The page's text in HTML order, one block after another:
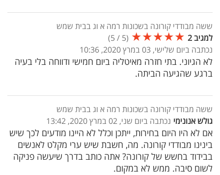
ששה מבודדי קורונה בשכונות רמה א וג בבית שמש
למגיב 2
★
★
★
★
★
(
5
/
5
)
נכתבה ביום שלישי, 03 במרץ 2020, 10:36
לא הגיוני. בתי חזרה מאיטליה ביום חמישי ודווחה בלי בעיה
ברגע שהגיעה הביתה.
ששה מבודדי קורונה בשכונות רמה א וג בבית שמש
גולש אנונימי נכתבה ביום שני, 02 במרץ 2020, 13:42
אם לא היו היום בחירות, ייתכן וכלל לא היינו מודעים לכך שיש
בינינו מבודדי קורונה. מה, חשבת שיש ערי מקלט לאנשים
בבידוד בחשש של קורונה? אתה כותב בדרך שיעשה פניקה
לשום סיבה. ממש לא במקום.